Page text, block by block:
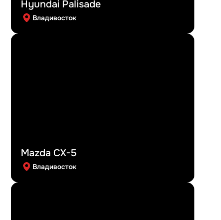
Hyundai Palisade
Владивосток
Mazda CX-5
Владивосток